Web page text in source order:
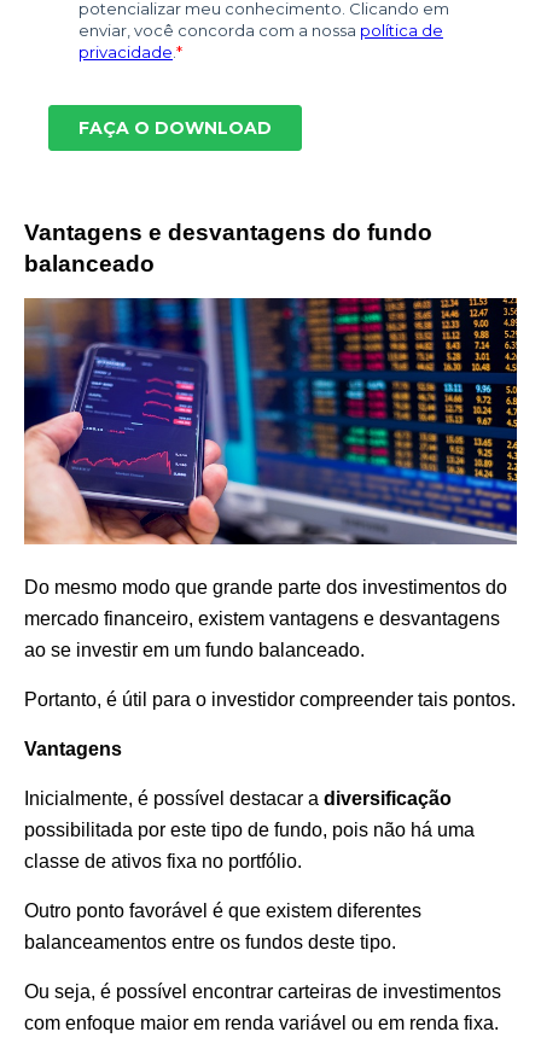
Vantagens e desvantagens do fundo
balanceado
Do mesmo modo que grande parte dos investimentos do
mercado financeiro, existem vantagens e desvantagens
ao se investir em um fundo balanceado.
Portanto, é útil para o investidor compreender tais pontos.
Vantagens
Inicialmente, é possível destacar a diversificação
possibilitada por este tipo de fundo, pois não há uma
classe de ativos fixa no portfólio.
Outro ponto favorável é que existem diferentes
balanceamentos entre os fundos deste tipo.
Ou seja, é possível encontrar carteiras de investimentos
com enfoque maior em renda variável ou em renda fixa.